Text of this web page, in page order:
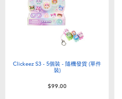
角色扮演及造型系列
毛毛公仔玩具
夏日用品
Globber高樂寶
Clickeez S3 - 5個裝 - 隨機發貨 (單件
裝)
$99.00